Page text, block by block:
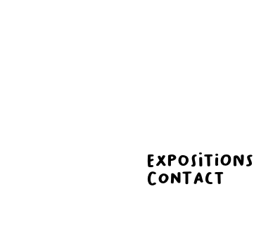
Expositions
Contact